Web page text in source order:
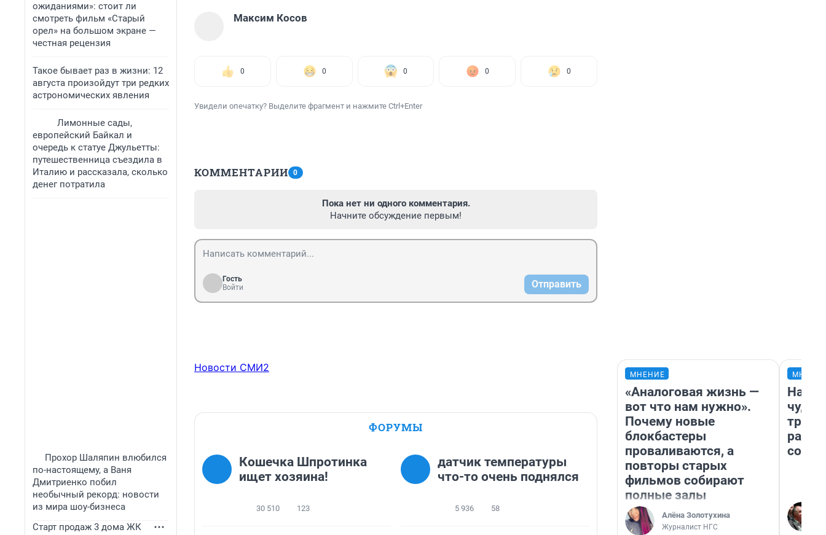
ожиданиями»: стоит ли
смотреть фильм «Старый
орел» на большом экране —
честная рецензия
Такое бывает раз в жизни: 12
августа произойдут три редких
астрономических явления
Лимонные сады,
европейский Байкал и
очередь к статуе Джульетты:
путешественница съездила в
Италию и рассказала, сколько
денег потратила
Прохор Шаляпин влюбился
по-настоящему, а Ваня
Дмитриенко побил
необычный рекорд: новости
из мира шоу-бизнеса
Старт продаж 3 дома ЖК
Максим Косов
0 0 0 0 0
Увидели опечатку? Выделите фрагмент и нажмите Ctrl+Enter
КОММЕНТАРИИ 0
Пока нет ни одного комментария.
Начните обсуждение первым!
Гость
Войти
Отправить
Новости СМИ2
ФОРУМЫ
Кошечка Шпротинка
ищет хозяина!
30 510 123
датчик температуры
что-то очень поднялся
5 936 58
МНЕНИЕ
«Аналоговая жизнь —
вот что нам нужно».
Почему новые
блокбастеры
проваливаются, а
повторы старых
фильмов собирают
полные залы
Алёна Золотухина
Журналист НГС